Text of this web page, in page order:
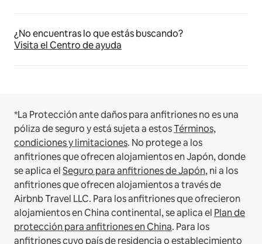
¿No encuentras lo que estás buscando?
Visita el Centro de ayuda
*La Protección ante daños para anfitriones no es una
póliza de seguro y está sujeta a estosTérminos,
condiciones y limitaciones. No protege a los
anfitriones que ofrecen alojamientos en Japón, donde
se aplica elSeguro para anfitriones de Japón, ni a los
anfitriones que ofrecen alojamientos a través de
Airbnb Travel LLC. Para los anfitriones que ofrecieron
alojamientos en China continental, se aplica el Plan de
protección para anfitriones en China. Para los
anfitriones cuyo país de residencia o establecimiento